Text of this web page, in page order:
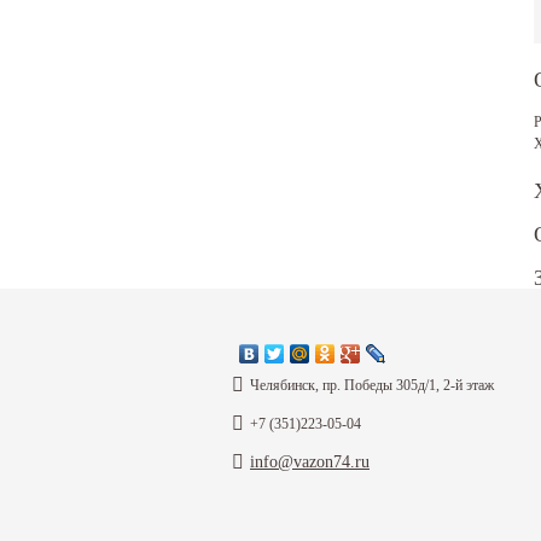
Челябинск, пр. Победы 305д/1, 2-й этаж
+7 (351)223-05-04
info@vazon74.ru